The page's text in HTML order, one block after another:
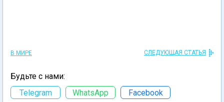
В МИРЕ СЛЕДУЮЩАЯ СТАТЬЯ
Будьте с нами:
Telegram
WhatsApp Facebook